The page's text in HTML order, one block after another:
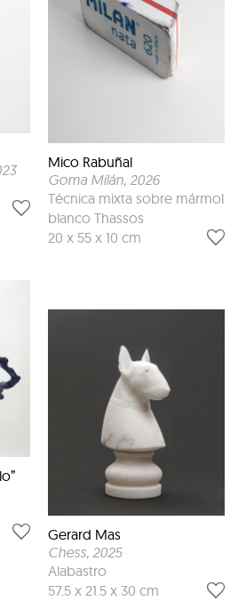
Mico Rabuñal
Goma Milán, 2026
Técnica mixta sobre mármol
blanco Thassos
20 x 55 x 10 cm
Gerard Mas
Chess, 2025
Alabastro
57.5 x 21.5 x 30 cm